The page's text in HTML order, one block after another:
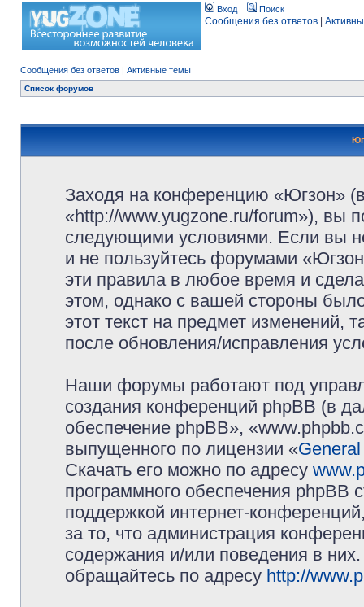
Вход Поиск
Сообщения без ответов
Сообщения без ответов | Активные темы
Список форумов
Заходя на конференцию «Югзон»
«http://www.yugzone.ru/forum»), вы
следующими условиями. Если вы
и не пользуйтесь форумами
эти правила в любое время и
этом, однако с вашей стороны
этот текст на предмет изменений,
после обновления/исправления
Наши форумы работают под
создания конференций phpBB (в
обеспечение phpBB»,
выпущенного по лицензии «
Скачать его можно по адресу
программного обеспечения phpBB
поддержкой интернет-
за то, что администрация
содержания и/или поведения в
обращайтесь по адресу http://